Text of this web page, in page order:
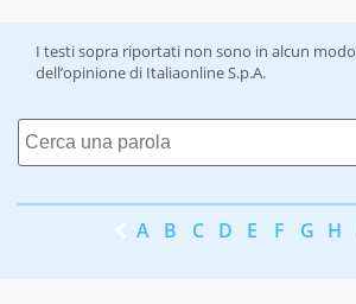
I testi sopra riportati non sono in alcun
dell’opinione di Italiaonline S.p.A.
A B C D E F G H